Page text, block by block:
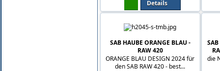
Details
SAB HAUBE ORANGE BLAU -
RAW 420
ORANGE BLAU DESIGN 2024 für
den SAB RAW 420 - best...
die